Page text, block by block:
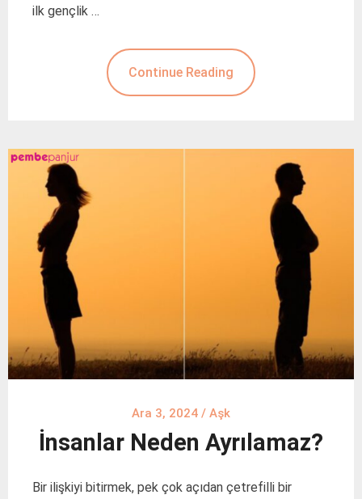
ilk gençlik …
Continue Reading
Ara 3, 2024 / Aşk
İnsanlar Neden Ayrılamaz?
Bir ilişkiyi bitirmek, pek çok açıdan çetrefilli bir